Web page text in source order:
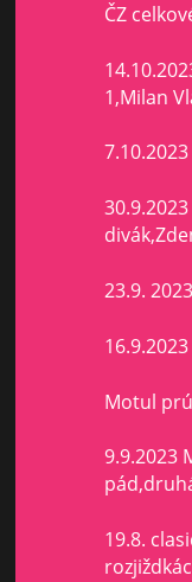
ČZ
1,Milan
23.9.
Motul
9.9.2023
19.8.